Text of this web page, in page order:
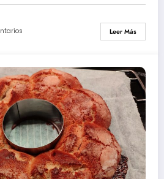
Leer Más